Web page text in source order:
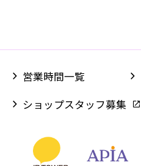
営業時間一覧
ショップスタッフ募集